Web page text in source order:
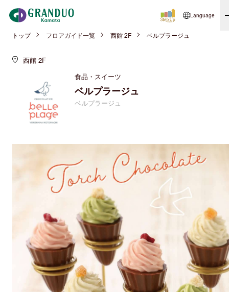
Language
トップ フロアガイド一覧 西館 2F ベルプラージュ
西館 2F
食品・スイーツ
ベルプラージュ
ベルプラージュ